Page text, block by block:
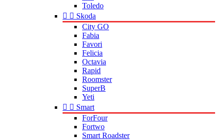
Toledo
  Skoda
City GO
Fabia
Favori
Felicia
Octavia
Rapid
Roomster
SuperB
Yeti
  Smart
ForFour
Fortwo
Smart Roadster